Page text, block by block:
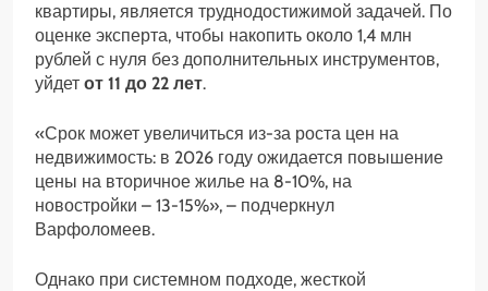
квартиры, является труднодостижимой задачей. По
оценке эксперта, чтобы накопить около 1,4 млн
рублей с нуля без дополнительных инструментов,
уйдет от 11 до 22 лет.
«Срок может увеличиться из-за роста цен на
недвижимость: в 2026 году ожидается повышение
цены на вторичное жилье на 8-10%, на
новостройки – 13-15%», – подчеркнул
Варфоломеев.
Однако при системном подходе, жесткой